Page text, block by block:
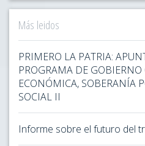
Más leidos
PRIMERO LA PATRIA:
PROGRAMA DE
ECONÓMICA, SOBERANÍA
SOCIAL II
Informe sobre el futuro del